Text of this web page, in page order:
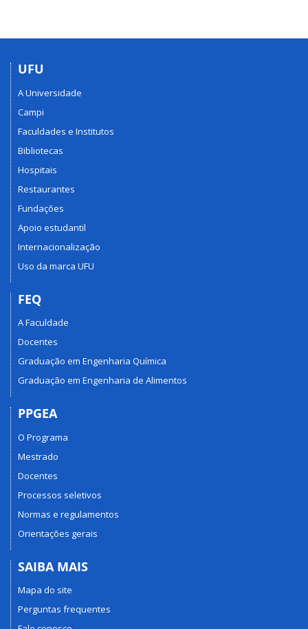
UFU
A Universidade
Campi
Faculdades e Institutos
Bibliotecas
Hospitais
Restaurantes
Fundações
Apoio estudantil
Internacionalização
Uso da marca UFU
FEQ
A Faculdade
Docentes
Graduação em Engenharia Química
Graduação em Engenharia de Alimentos
PPGEA
O Programa
Mestrado
Docentes
Processos seletivos
Normas e regulamentos
Orientações gerais
SAIBA MAIS
Mapa do site
Perguntas frequentes